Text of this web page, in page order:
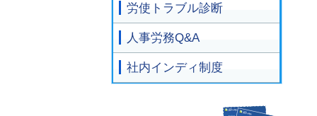
労使トラブル診断
人事労務Q&A
社内インディ制度